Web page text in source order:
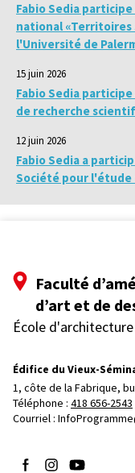
Fabio Sedia
national «Territoires
l'Université de
15 juin 2026
Fabio Sedia
de recherche
12 juin 2026
Fabio Sedia a
Société pour l'étude
Faculté
d’art et de
École d'architecture
Édifice du Vieux-
1, côte de la Fabrique,
Téléphone : 418 656-2543
Courriel :
Suivez-nous sur
Suivez-nous sur
Suivez-nous